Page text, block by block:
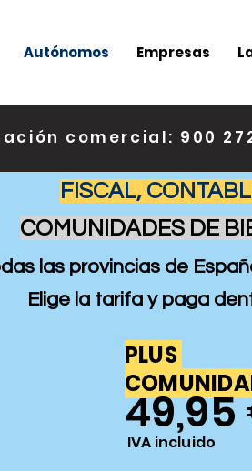
Autónomos Empresas
comercial: 900
FISCAL,
COMUNIDADES DE
las provincias de
Elige la tarifa y paga
PLUS
49,95
IVA incluido